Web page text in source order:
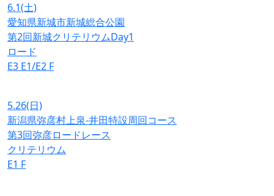
6.1(土)
愛知県新城市新城総合公園
第2回新城クリテリウムDay1
ロード
E3 E1/E2 F
5.26(日)
新潟県弥彦村上泉-井田特設周回コース
第3回弥彦ロードレース
クリテリウム
E1 F